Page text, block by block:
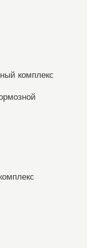
комплекс